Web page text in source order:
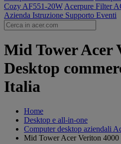
Cozy AF551-20W Acerpure Filter
Azienda Istruzione Supporto Eventi
Mid Tower Acer
Desktop
Italia
Home
Desktop e all-in-one
Computer desktop aziendali
Mid Tower Acer Veriton 4000